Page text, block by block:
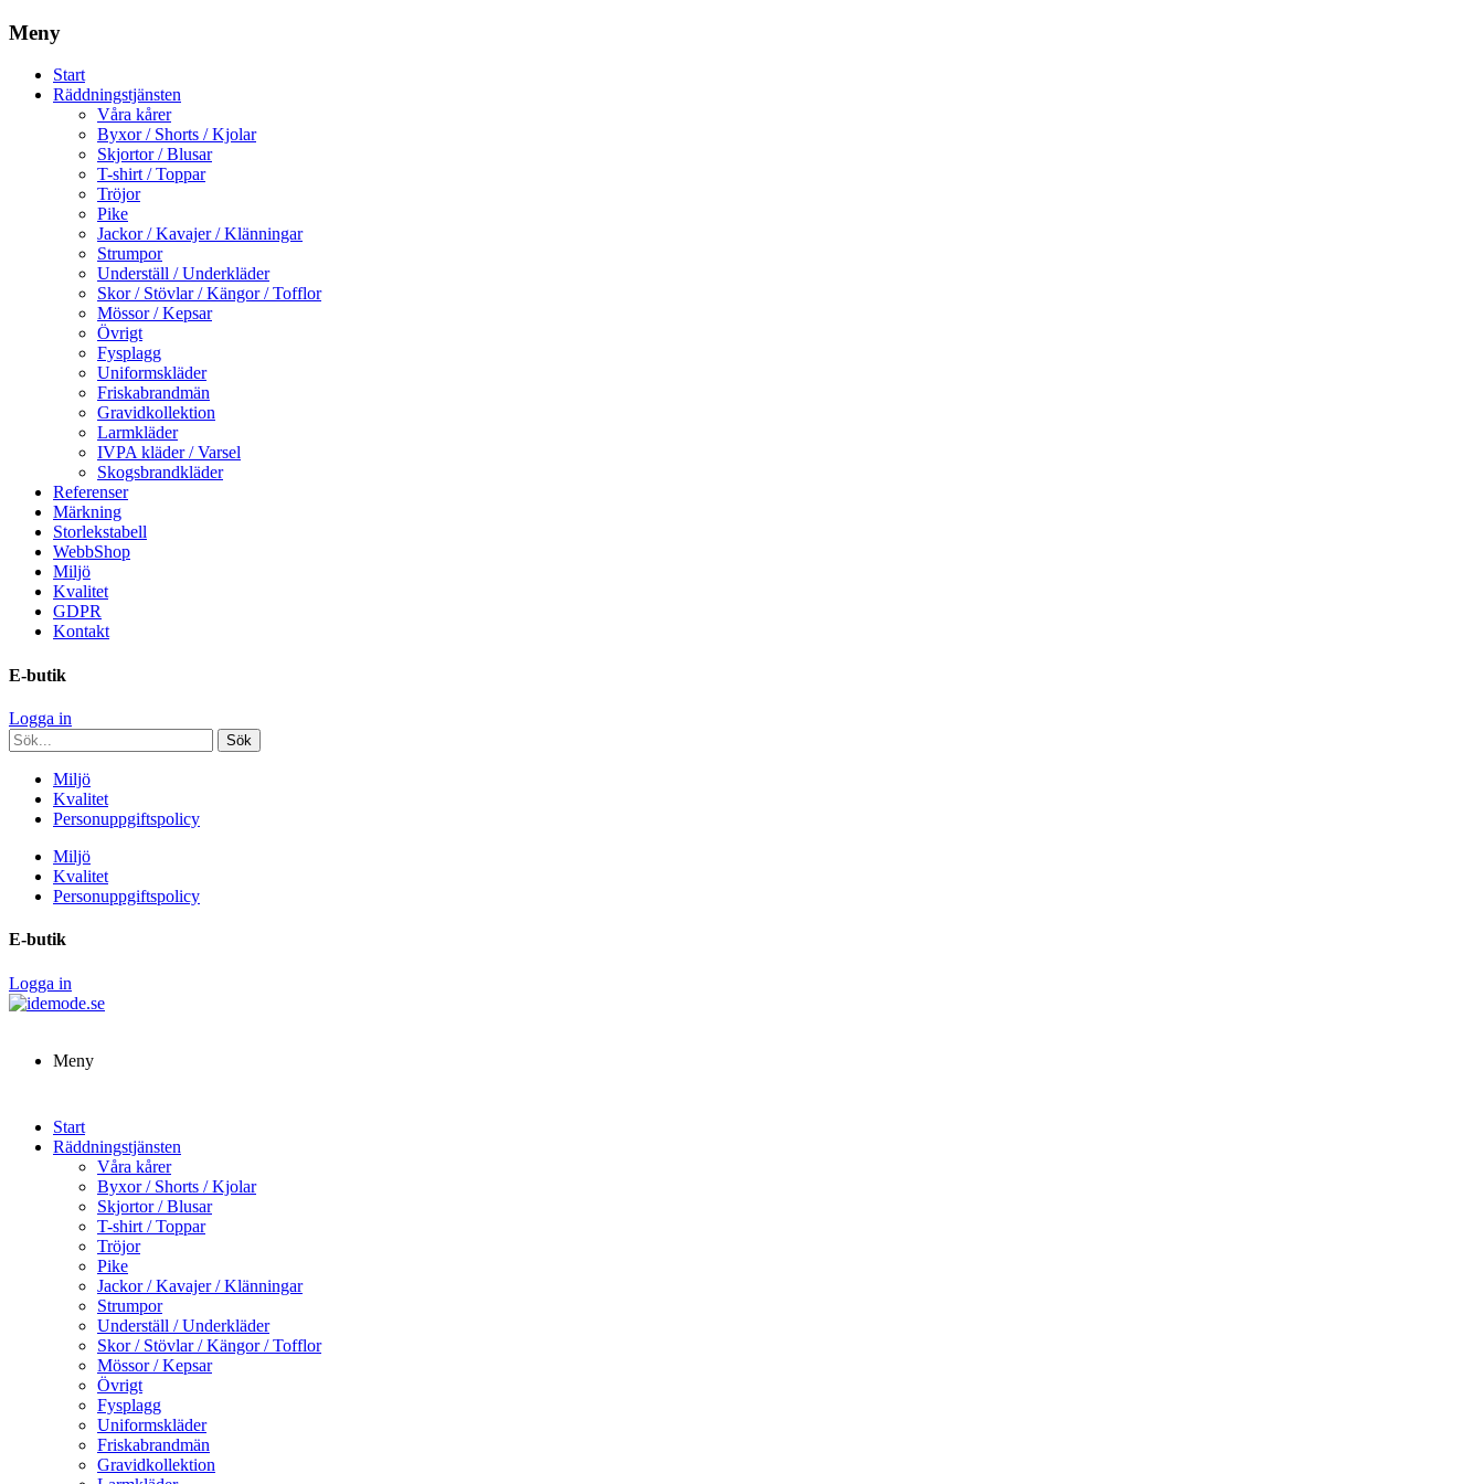
Meny
Start
Räddningstjänsten
Våra kårer
Byxor / Shorts / Kjolar
Skjortor / Blusar
T-shirt / Toppar
Tröjor
Pike
Jackor / Kavajer / Klänningar
Strumpor
Underställ / Underkläder
Skor / Stövlar / Kängor / Tofflor
Mössor / Kepsar
Övrigt
Fysplagg
Uniformskläder
Friskabrandmän
Gravidkollektion
Larmkläder
IVPA kläder / Varsel
Skogsbrandkläder
Referenser
Märkning
Storlekstabell
WebbShop
Miljö
Kvalitet
GDPR
Kontakt
E-butik
Logga in
Miljö
Kvalitet
Personuppgiftspolicy
Miljö
Kvalitet
Personuppgiftspolicy
E-butik
Logga in
Meny
Start
Räddningstjänsten
Våra kårer
Byxor / Shorts / Kjolar
Skjortor / Blusar
T-shirt / Toppar
Tröjor
Pike
Jackor / Kavajer / Klänningar
Strumpor
Underställ / Underkläder
Skor / Stövlar / Kängor / Tofflor
Mössor / Kepsar
Övrigt
Fysplagg
Uniformskläder
Friskabrandmän
Gravidkollektion